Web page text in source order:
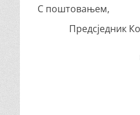
С поштовањем,
Предсједник